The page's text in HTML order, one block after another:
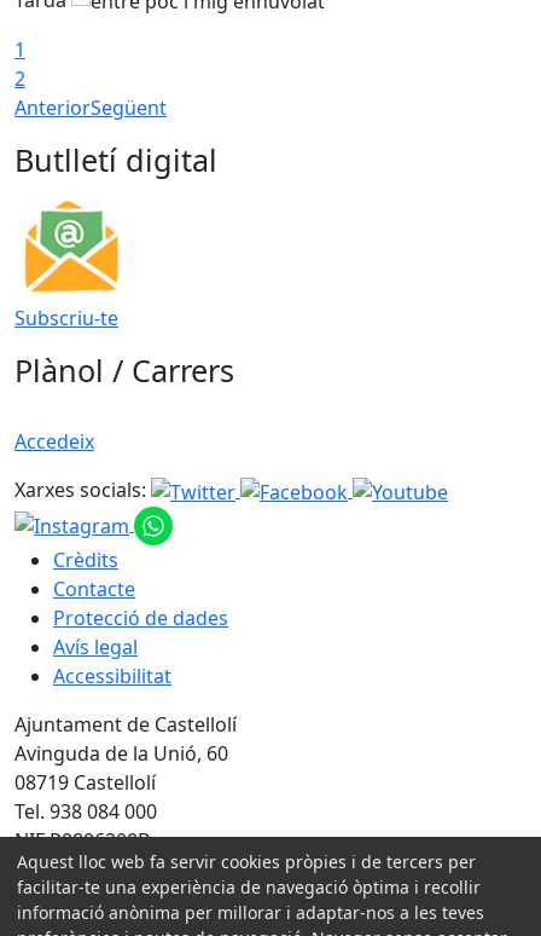
1
2
AnteriorSegüent
Butlletí digital
Subscriu-te
Plànol / Carrers
Accedeix
Xarxes socials:
Crèdits
Contacte
Protecció de dades
Avís legal
Accessibilitat
Ajuntament de Castellolí
Avinguda de la Unió, 60
08719 Castellolí
Tel. 938 084 000
NIF P0806200B
Amb la col·laboració de:
Aquest lloc web fa servir cookies pròpies i de tercers per
facilitar-te una experiència de navegació òptima i recollir
informació anònima per millorar i adaptar-nos a les teves